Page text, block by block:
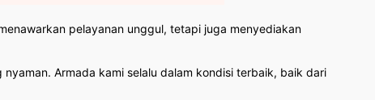
pelayanan unggul, tetapi juga menyediakan
Armada kami selalu dalam kondisi terbaik, baik dari